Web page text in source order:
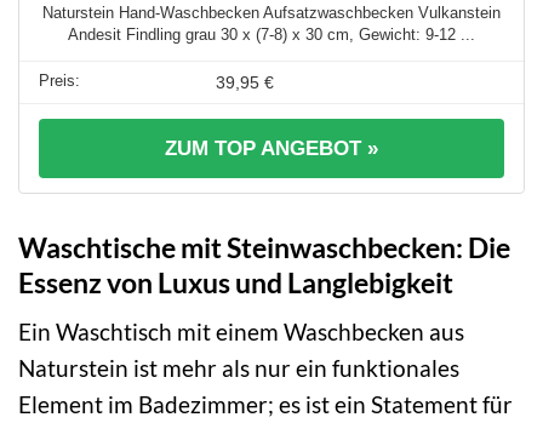
Naturstein Hand-Waschbecken Aufsatzwaschbecken Vulkanstein
Andesit Findling grau 30 x (7-8) x 30 cm, Gewicht: 9-12 ...
39,95 €
ZUM TOP ANGEBOT »
Waschtische mit Steinwaschbecken: Die
Essenz von Luxus und Langlebigkeit
Ein Waschtisch mit einem Waschbecken aus
Naturstein ist mehr als nur ein funktionales
Element im Badezimmer; es ist ein Statement für